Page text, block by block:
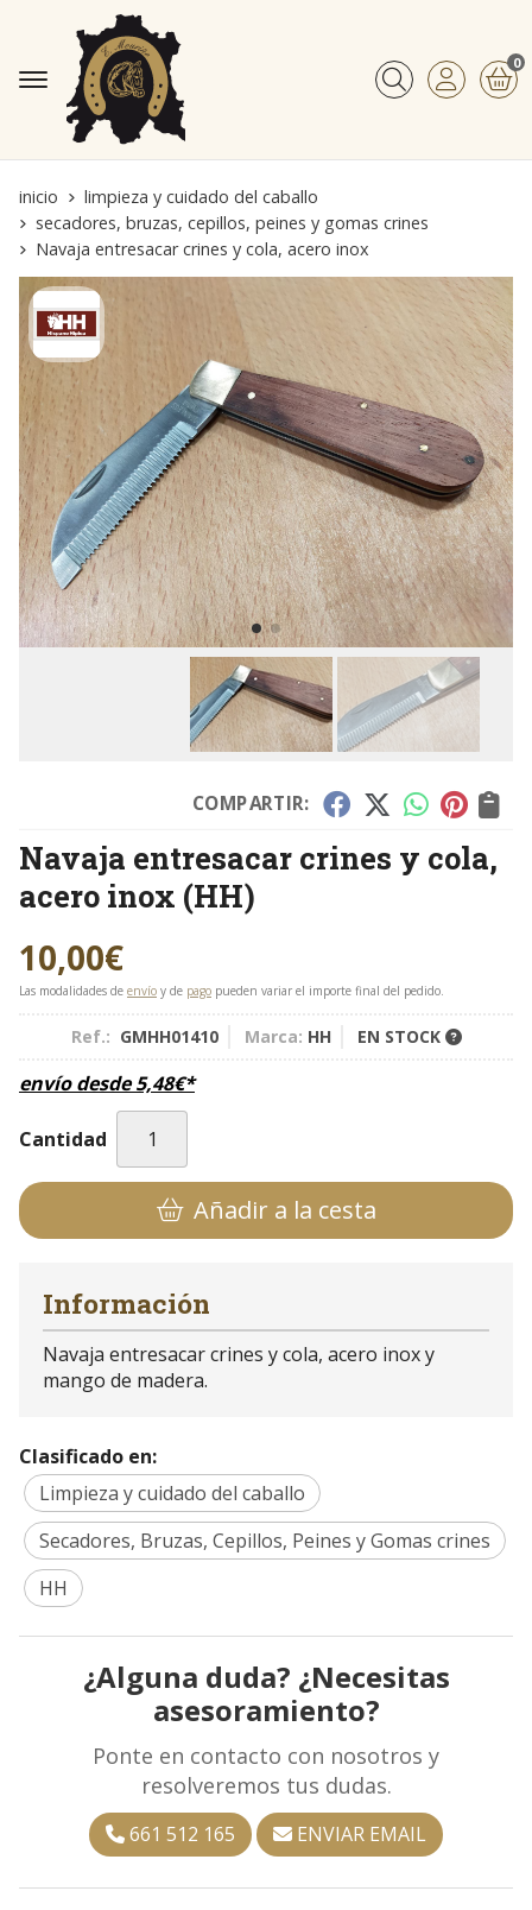
Buscar
0
inicio
limpieza y cuidado del caballo
secadores, bruzas, cepillos, peines y gomas crines
Navaja entresacar crines y cola, acero inox
COMPARTIR:
Navaja entresacar crines y cola,
acero inox (HH)
10,00€
Las modalidades de envío y de pago pueden variar el importe final del pedido.
Ref.: GMHH01410 Marca: HH EN STOCK
envío desde5,48€*
Cantidad
Añadir a la cesta
Información
Navaja entresacar crines y cola, acero inox y
mango de madera.
Clasificado en:
Limpieza y cuidado del caballo
Secadores, Bruzas, Cepillos, Peines y Gomas crines
HH
¿Alguna duda? ¿Necesitas
asesoramiento?
Ponte en contacto con nosotros y
resolveremos tus dudas.
661 512 165 ENVIAR EMAIL